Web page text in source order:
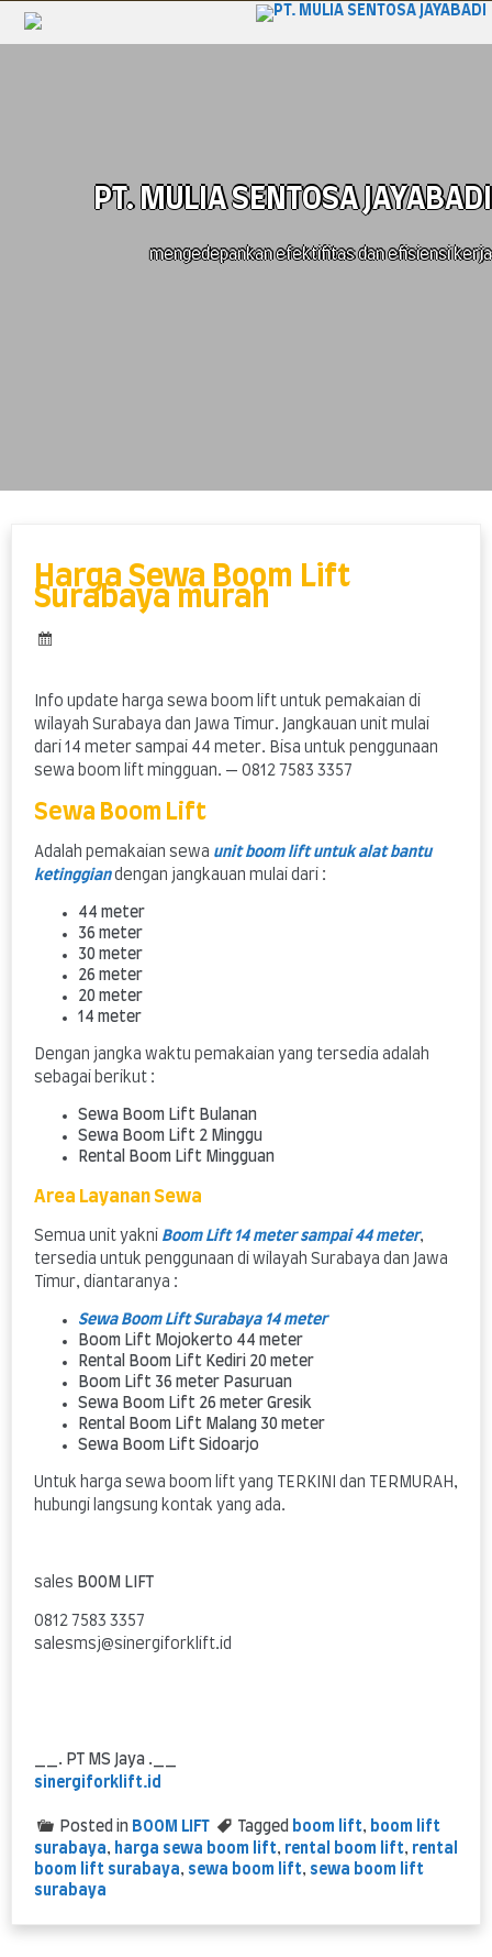
PT. MULIA SENTOSA JAYABADI
mengedepankan efektifitas dan efisiensi kerja
Harga Sewa Boom Lift
Surabaya murah
Info update harga sewa boom lift untuk pemakaian di
wilayah Surabaya dan Jawa Timur. Jangkauan unit mulai
dari 14 meter sampai 44 meter. Bisa untuk penggunaan
sewa boom lift mingguan. — 0812 7583 3357
Sewa Boom Lift
Adalah pemakaian sewa unit boom lift untuk alat bantu
ketinggiandengan jangkauan mulai dari :
44 meter
36 meter
30 meter
26 meter
20 meter
14 meter
Dengan jangka waktu pemakaian yang tersedia adalah
sebagai berikut :
Sewa Boom Lift Bulanan
Sewa Boom Lift 2 Minggu
Rental Boom Lift Mingguan
Area Layanan Sewa
Semua unit yakni Boom Lift 14 meter sampai 44 meter,
tersedia untuk penggunaan di wilayah Surabaya dan Jawa
Timur, diantaranya :
Sewa Boom Lift Surabaya 14 meter
Boom Lift Mojokerto 44 meter
Rental Boom Lift Kediri 20 meter
Boom Lift 36 meter Pasuruan
Sewa Boom Lift 26 meter Gresik
Rental Boom Lift Malang 30 meter
Sewa Boom Lift Sidoarjo
Untuk harga sewa boom lift yang TERKINI dan TERMURAH,
hubungi langsung kontak yang ada.
sales BOOM LIFT
0812 7583 3357
salesmsj@sinergiforklift.id
__. PT MS Jaya .__
sinergiforklift.id
Posted in BOOM LIFT Tagged boom lift, boom lift
surabaya, harga sewa boom lift, rental boom lift, rental
boom lift surabaya, sewa boom lift, sewa boom lift
surabaya